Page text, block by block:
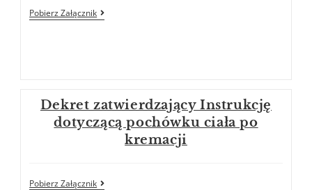
Pobierz Załącznik
Dekret zatwierdzający Instrukcję
dotyczącą pochówku ciała po
kremacji
Pobierz Załącznik